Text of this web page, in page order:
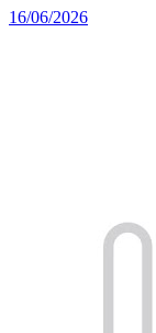
16/06/2026